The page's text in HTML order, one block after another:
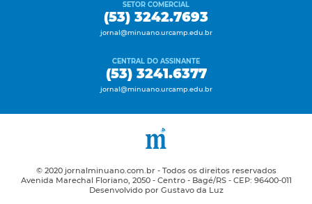
SETOR COMERCIAL
(53) 3242.7693
jornal@minuano.urcamp.edu.br
CENTRAL DO ASSINANTE
(53) 3241.6377
jornal@minuano.urcamp.edu.br
© 2020 jornalminuano.com.br - Todos os direitos reservados
Avenida Marechal Floriano, 2050 - Centro - Bagé/RS - CEP: 96400-011
Desenvolvido por Gustavo da Luz